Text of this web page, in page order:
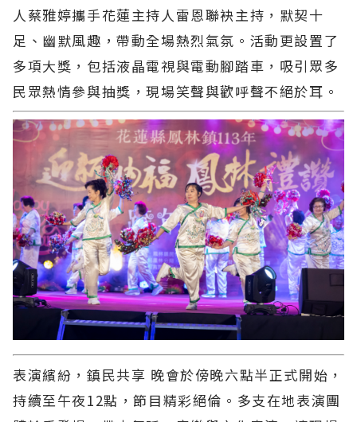
人蔡雅婷攜手花蓮主持人雷恩聯袂主持，默契十
足、幽默風趣，帶動全場熱烈氣氛。活動更設置了
多項大獎，包括液晶電視與電動腳踏車，吸引眾多
民眾熱情參與抽獎，現場笑聲與歡呼聲不絕於耳。
表演繽紛，鎮民共享 晚會於傍晚六點半正式開始，
持續至午夜12點，節目精彩絕倫。多支在地表演團